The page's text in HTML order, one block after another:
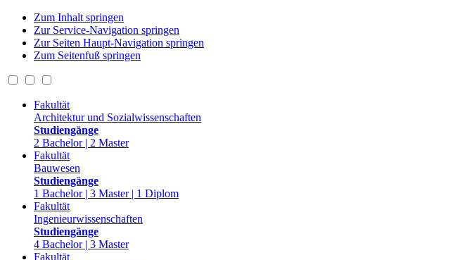
Zum Inhalt springen
Zur Service-Navigation springen
Zur Seiten Haupt-Navigation springen
Zum Seitenfuß springen
Fakultät
Architektur und Sozialwissenschaften
Studiengänge
2 Bachelor | 2 Master
Fakultät
Bauwesen
Studiengänge
1 Bachelor | 3 Master | 1 Diplom
Fakultät
Ingenieurwissenschaften
Studiengänge
4 Bachelor | 3 Master
Fakultät